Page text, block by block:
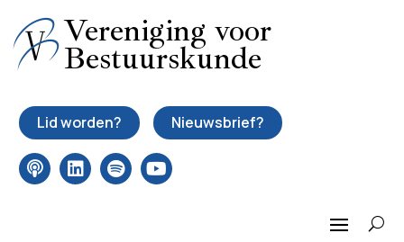
Vereniging voor
Bestuurskunde
Lid worden? Nieuwsbrief?